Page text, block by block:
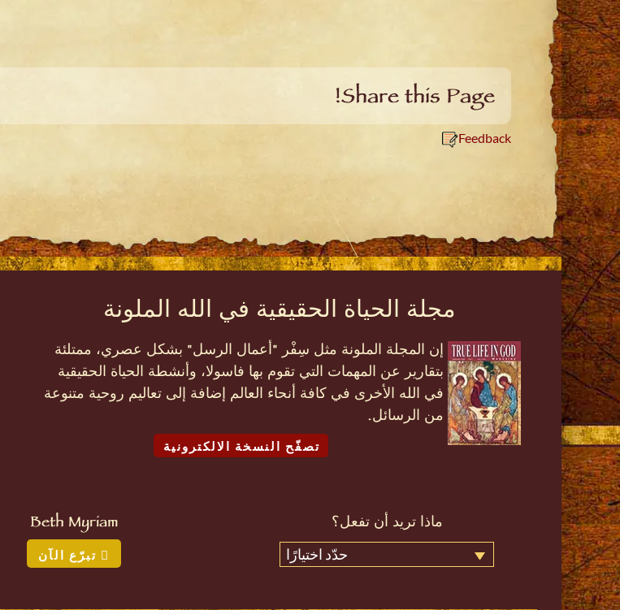
Share this Page!
Feedback
مجلة الحياة الحقيقية في الله الملونة
إن المجلة الملونة مثل سِفْر "أعمال الرسل" بشكل عصري، ممتلئة
بتقارير عن المهمات التي تقوم بها فاسولا، وأنشطة الحياة الحقيقية
في الله الأخرى في كافة أنحاء العالم إضافة إلى تعاليم روحية متنوعة
من الرسائل.
تصفّح النسخة الالكترونية
ماذا تريد أن تفعل؟
حدّد اختيارًا
Beth Myriam
تبرّع الآن